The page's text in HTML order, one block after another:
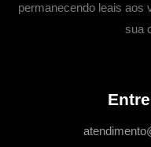
permanecendo leais aos
sua